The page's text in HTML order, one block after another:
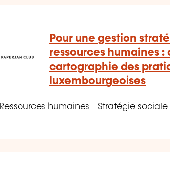
Pour une gestion
ressources humaines :
cartographie des
luxembourgeoises
Ressources humaines - Stratégie